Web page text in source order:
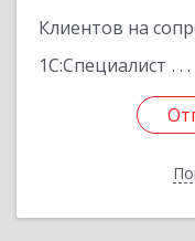
Клиентов на
1С:Специалист